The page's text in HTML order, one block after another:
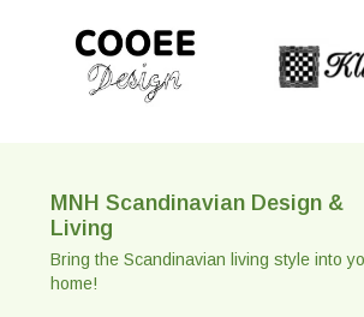
MNH Scandinavian Design &
Living
Bring the Scandinavian living style into
home!